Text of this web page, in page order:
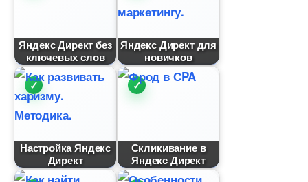
Яндекс Директ без
ключевых сло
Яндекс Директ для
новичко
Настройка Яндекс
Директ
Скликивание
Яндекс Директ